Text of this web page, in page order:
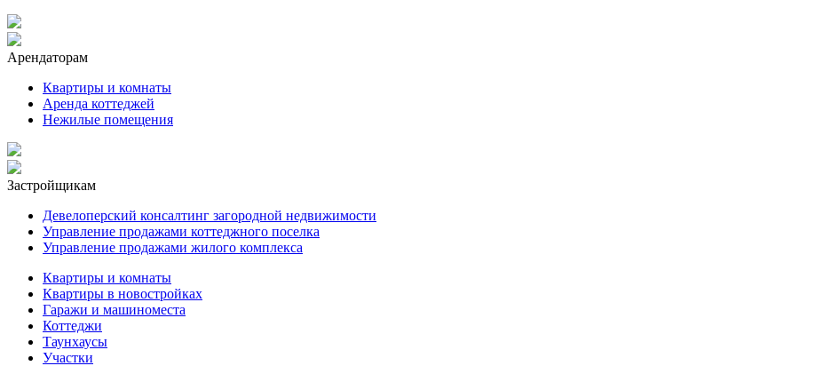
Арендаторам
Квартиры и комнаты
Аренда коттеджей
Нежилые помещения
Застройщикам
Девелоперский консалтинг загородной недвижимости
Управление продажами коттеджного поселка
Управление продажами жилого комплекса
Квартиры и комнаты
Квартиры в новостройках
Гаражи и машиноместа
Коттеджи
Таунхаусы
Участки